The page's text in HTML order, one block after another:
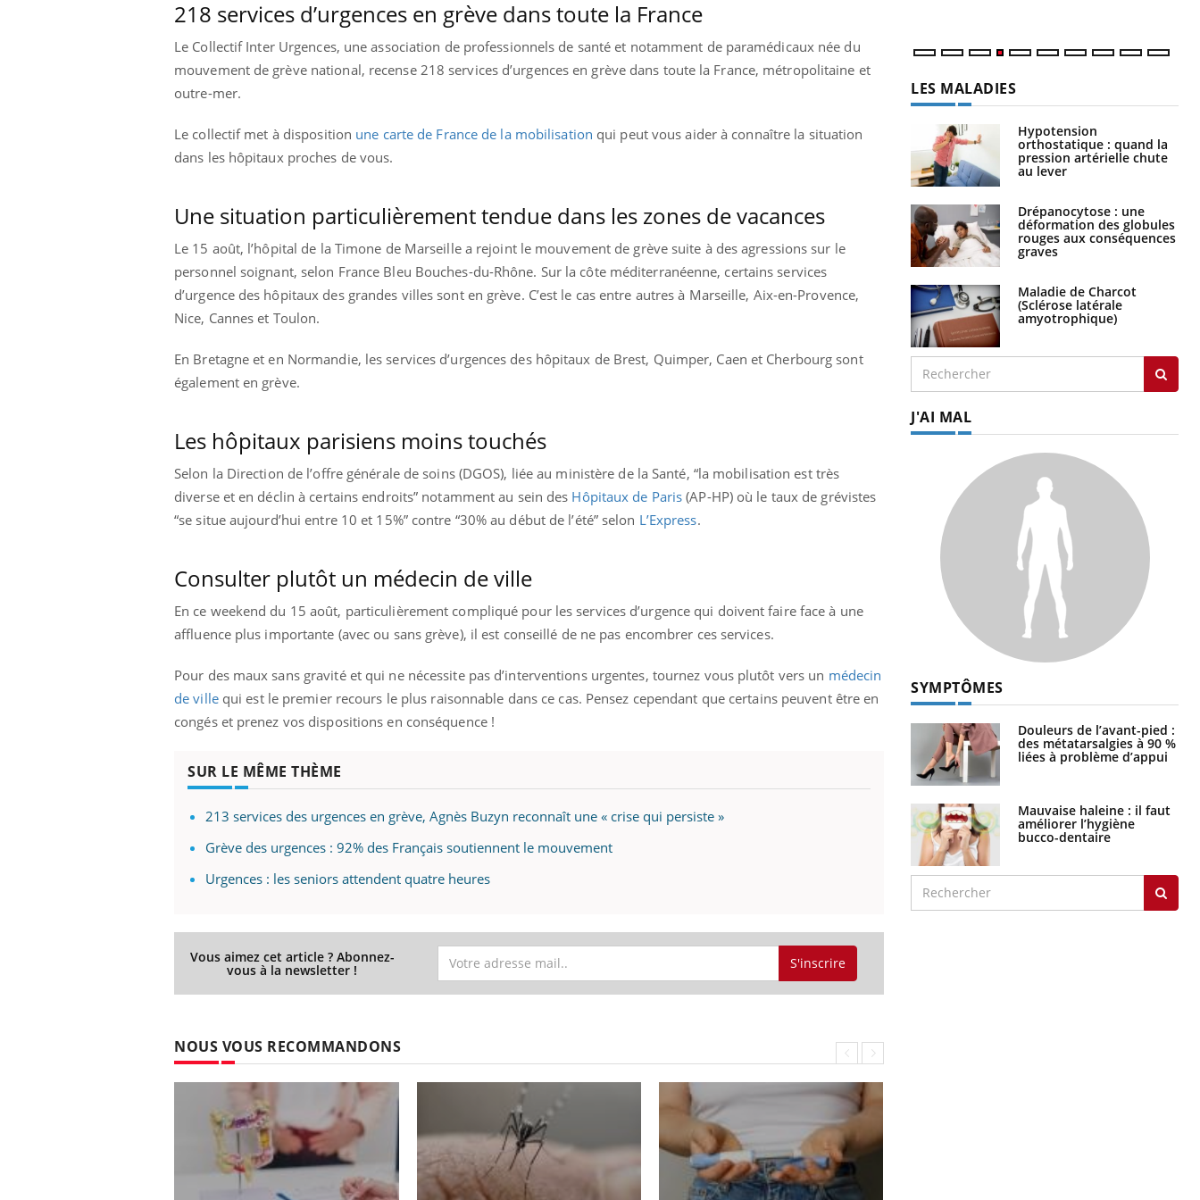
218 services d’urgences en grève dans toute la France
Le Collectif Inter Urgences, une association de professionnels de santé et notamment de paramédicaux née du
mouvement de grève national, recense 218 services d’urgences en grève dans toute la France, métropolitaine et
outre-mer.
Le collectif met à disposition une carte de France de la mobilisation qui peut vous aider à connaître la situation
dans les hôpitaux proches de vous.
Une situation particulièrement tendue dans les zones de vacances
Le 15 août, l’hôpital de la Timone de Marseille a rejoint le mouvement de grève suite à des agressions sur le
personnel soignant, selon France Bleu Bouches-du-Rhône. Sur la côte méditerranéenne, certains services
d’urgence des hôpitaux des grandes villes sont en grève. C’est le cas entre autres à Marseille, Aix-en-Provence,
Nice, Cannes et Toulon.
En Bretagne et en Normandie, les services d’urgences des hôpitaux de Brest, Quimper, Caen et Cherbourg sont
également en grève.
Les hôpitaux parisiens moins touchés
Selon la Direction de l’offre générale de soins (DGOS), liée au ministère de la Santé, “la mobilisation est très
diverse et en déclin à certains endroits” notamment au sein des Hôpitaux de Paris (AP-HP) où le taux de grévistes
“se situe aujourd’hui entre 10 et 15%” contre “30% au début de l’été” selon L’Express.
Consulter plutôt un médecin de ville
En ce weekend du 15 août, particulièrement compliqué pour les services d’urgence qui doivent faire face à une
affluence plus importante (avec ou sans grève), il est conseillé de ne pas encombrer ces services.
Pour des maux sans gravité et qui ne nécessite pas d’interventions urgentes, tournez vous plutôt vers un médecin
de villequi est le premier recours le plus raisonnable dans ce cas. Pensez cependant que certains peuvent être en
congés et prenez vos dispositions en conséquence !
SUR LE MÊME THÈME
213 services des urgences en grève, Agnès Buzyn reconnaît une « crise qui persiste »
Grève des urgences : 92% des Français soutiennent le mouvement
Urgences : les seniors attendent quatre heures
Vous aimez cet article ? Abonnez-
vous à la newsletter ! S'inscrire
NOUS VOUS RECOMMANDONS
LES MALADIES
Hypotension
orthostatique : quand la
pression artérielle chute
au lever
Drépanocytose : une
déformation des globules
rouges aux conséquences
graves
Maladie de Charcot
(Sclérose latérale
amyotrophique)
J'AI MAL
SYMPTÔMES
Douleurs de l’avant-pied :
des métatarsalgies à 90 %
liées à problème d’appui
Mauvaise haleine : il faut
améliorer l’hygiène
bucco-dentaire